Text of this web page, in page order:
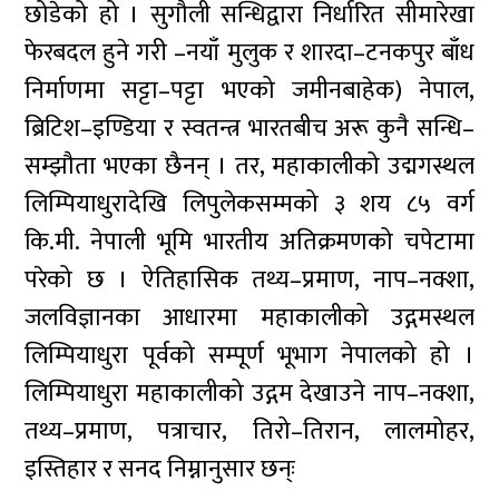
छोडेको हो । सुगौली सन्धिद्वारा निर्धारित सीमारेखा
फेरबदल हुने गरी –नयाँ मुलुक र शारदा–टनकपुर बाँध
निर्माणमा सट्टा–पट्टा भएको जमीनबाहेक) नेपाल,
ब्रिटिश–इण्डिया र स्वतन्त्र भारतबीच अरू कुनै सन्धि–
सम्झौता भएका छैनन् । तर, महाकालीको उद्मगस्थल
लिम्पियाधुरादेखि लिपुलेकसम्मको ३ शय ८५ वर्ग
कि.मी. नेपाली भूमि भारतीय अतिक्रमणको चपेटामा
परेको छ । ऐतिहासिक तथ्य–प्रमाण, नाप–नक्शा,
जलविज्ञानका आधारमा महाकालीको उद्गमस्थल
लिम्पियाधुरा पूर्वको सम्पूर्ण भूभाग नेपालको हो ।
लिम्पियाधुरा महाकालीको उद्गम देखाउने नाप–नक्शा,
तथ्य–प्रमाण, पत्राचार, तिरो–तिरान, लालमोहर,
इस्तिहार र सनद निम्नानुसार छन्ः